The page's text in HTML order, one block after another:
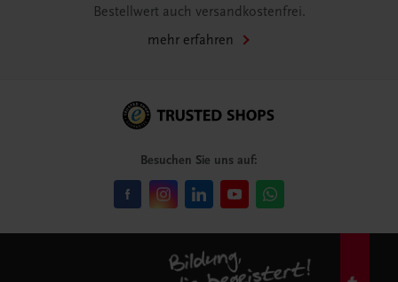
Bestellwert auch versandkostenfrei.
mehr erfahren
Besuchen Sie uns auf: